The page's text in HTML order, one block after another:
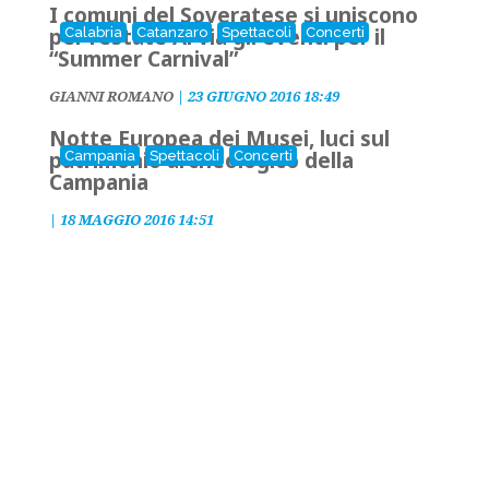
Calabria Catanzaro Spettacoli Concerti
I comuni del Soveratese si uniscono
per l’estate Al via gli eventi per il
“Summer Carnival”
GIANNI ROMANO| 23 GIUGNO 2016 18:49
Campania Spettacoli Concerti
Notte Europea dei Musei, luci sul
patrimonio archeologico della
Campania
| 18 MAGGIO 2016 14:51